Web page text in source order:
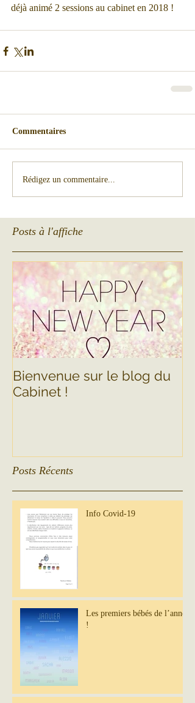
déjà animé 2 sessions au cabinet en 2018 !
Commentaires
Rédigez un commentaire...
Posts à l'affiche
Bienvenue sur le blog du
Cabinet !
Posts Récents
Info Covid-19
Les premiers bébés de l’année
!